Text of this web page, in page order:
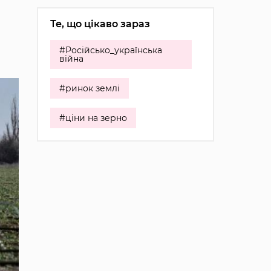
Те, що цікаво зараз
#Російсько_українська
війна
#ринок землі
#ціни на зерно